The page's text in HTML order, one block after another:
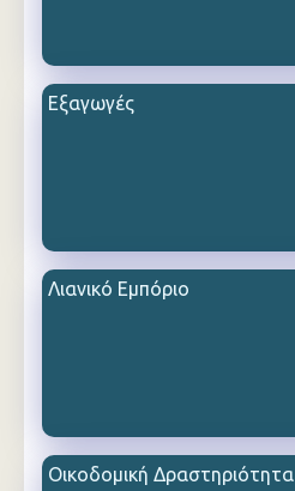
Εξαγωγές
Λιανικό Εμπόριο
Οικοδομική Δραστηριότητα